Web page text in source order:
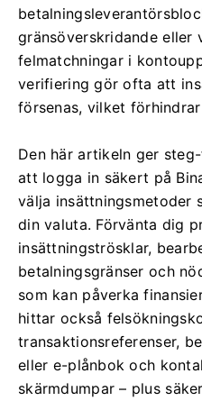
gränsöverskridande eller
felmatchningar i
verifiering gör ofta att
försenas, vilket
Den här artikeln ger
att logga in säkert på
välja insättningsmetoder
din valuta. Förvänta dig
insättningströsklar,
betalningsgränser och
som kan påverka
hittar också
transaktionsreferenser,
eller e-plånbok och
skärmdumpar – plus